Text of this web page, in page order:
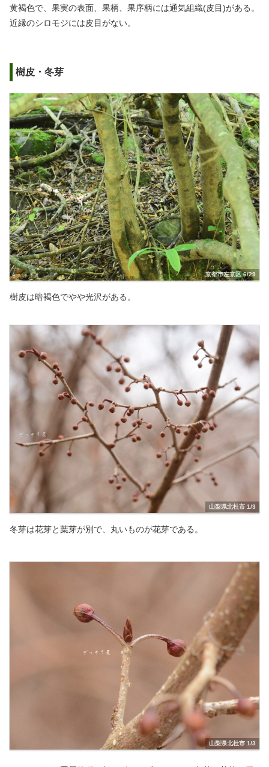
黄褐色で、果実の表面、果柄、果序柄には通気組織(皮目)がある。
近縁のシロモジには皮目がない。
樹皮・冬芽
京都市左京区 6/29
樹皮は暗褐色でやや光沢がある。
山梨県北杜市 1/3
冬芽は花芽と葉芽が別で、丸いものが花芽である。
山梨県北杜市 1/3